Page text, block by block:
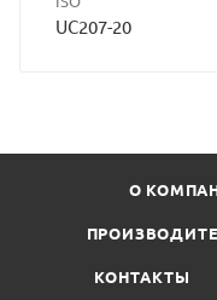
UC207-20
О
КОНТАКТЫ